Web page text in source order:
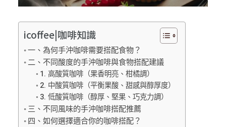
icoffee|咖啡知識
一、為何手沖咖啡需要搭配食物？
二、不同酸度的手沖咖啡與食物搭配建議
1. 高酸質咖啡（果香明亮、柑橘調）
2. 中酸質咖啡（平衡果酸、甜感與醇厚度）
3. 低酸質咖啡（醇厚、堅果、巧克力調）
三、不同風味的手沖咖啡搭配推薦
四、如何選擇適合你的咖啡搭配？